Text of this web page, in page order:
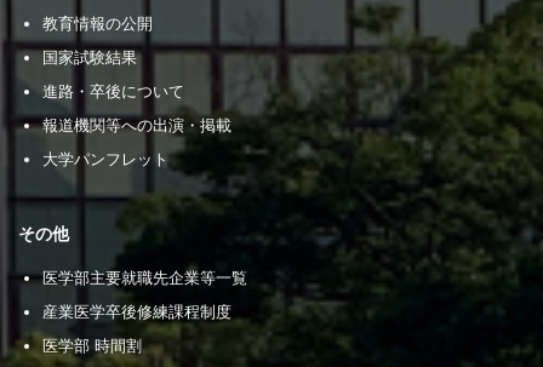
教育情報の公開
国家試験結果
進路・卒後について
報道機関等への出演・掲載
大学パンフレット
その他
医学部主要就職先企業等一覧
産業医学卒後修練課程制度
医学部 時間割